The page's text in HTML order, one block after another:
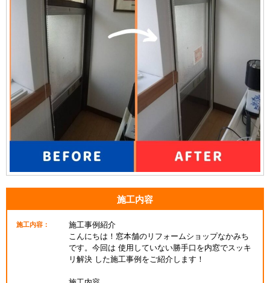
施工内容
施工内容：
施工事例紹介
こんにちは！窓本舗のリフォームショップなかみち
です。今回は 使用していない勝手口を内窓でスッキ
リ解決 した施工事例をご紹介します！